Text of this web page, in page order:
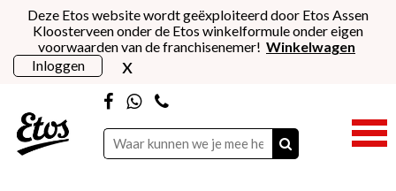
Deze Etos website wordt geëxploiteerd door Etos Assen
Kloosterveen onder de Etos winkelformule onder eigen
voorwaarden van de franchisenemer! Winkelwagen
Inloggen
x